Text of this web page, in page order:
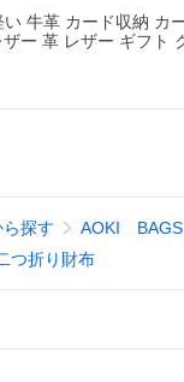
牛革 カード収納 カ
ー 革 レザー ギフト
探す AOKI BAGS
つ折り財布